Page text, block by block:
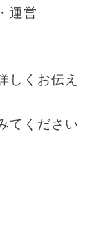
運営
しくお伝え
てください